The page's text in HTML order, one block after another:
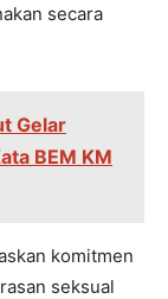
secara
Gelar
BEM KM
komitmen
seksual